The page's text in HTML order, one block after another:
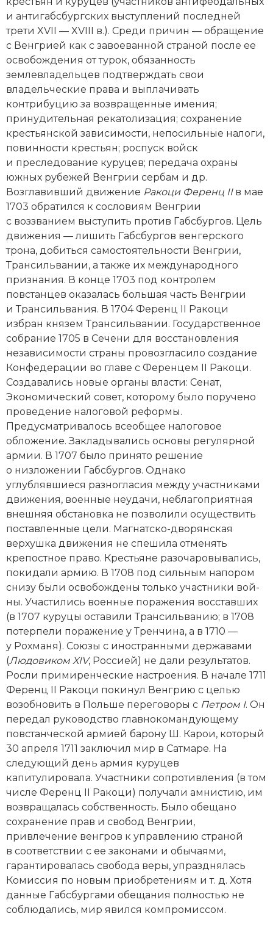
Генеалогия, геральдика
Государство и право
Европа
Историческая география и топонимика
История материальной и духовной культуры
История международных отношений
История, философия, теория и методология
исторического знания
Итория международных отношений
Латинская Америка
Новая история
Новейшая история
Нумизматика
Образование
Общественные объединения и организации
Революции и народные движения
Религия и церковь
Россия
Северная Америка
Социально-экономическая история
Специальные исторические дисциплины
СССР
Южная Америка
и антигабсбургских выступлений последней
трети XVII — XVIII в.). Среди причин — обращение
с Венгрией как c завоеванной страной после ее
освобождения от турок, обязанность
землевладельцев подтверждать свои
владельческие права и выплачивать
контрибуцию за возвращенные имения;
принудительная рекатолизация; сохранение
крестьянской зависимости, непосильные налоги,
повинности крестьян; роспуск вой­ск
и преследование куруцев; передача охраны
южных рубежей Венгрии сербам и др.
Возглавивший движение Ракоци Ференц IIв мае
1703 обратился к сословиям Венгрии
с воззванием выступить против Габсбургов. Цель
движения — лишить Габсбургов венгерского
трона, добиться самостоятельности Венгрии,
Трансильвании, а также их международного
признания. В конце 1703 под контролем
повстанцев оказалась большая часть Венгрии
и Трансильвания. В 1704 Ференц II Ракоци
избран князем Трансильвании. Государственное
собрание 1705 в Сечени для восстановления
независимости страны провозгласило создание
Конфедерации во главе с Ференцем II Ракоци.
Создавались новые органы власти: Сенат,
Экономический совет, которому было поручено
проведение налоговой реформы.
Предусматривалось всеобщее налоговое
обложение. Закладывались основы регулярной
армии. В 1707 было принято решение
о низложении Габсбургов. Однако
углублявшиеся разногласия между участниками
движения, военные неудачи, неблагоприятная
внешняя обстановка не позволили осуществить
поставленные цели. Магнатско-­дворянская
верхушка движения не спешила отменять
крепостное право. Крестьяне разочаровывались,
покидали армию. В 1708 под сильным напором
снизу были освобождены только участники вой­
ны. Участились военные поражения восставших
(в 1707 куруцы оставили Трансильванию; в 1708
потерпели поражение у Тренчина, а в 1710 —
у Рохманя). Союзы с иностранными державами
(Людовиком XIV, Россией) не дали результатов.
Росли примиренческие настроения. В начале 1711
Ференц II Ракоци покинул Венгрию с целью
возобновить в Польше переговоры с Петром I. Он
передал руководство главнокомандующему
повстанческой армией барону Ш. Карои, который
30 апреля 1711 заключил мир в Сатмаре. На
следующий день армия куруцев
капитулировала. Участники сопротивления (в том
числе Ференц II Ракоци) получали амнистию, им
возвращалась собственность. Было обещано
сохранение прав и свобод Венгрии,
привлечение венгров к управлению страной
в соответствии с ее законами и обычаями,
гарантировалась свобода веры, упразднялась
Комиссия по новым приобретениям и т. д. Хотя
данные Габсбургами обе­щания полностью не
соблюдались, мир явился компромиссом.